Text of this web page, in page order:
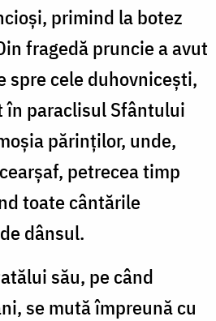
primind la botez
fragedă pruncie a avut
spre cele duhovnicești,
în paraclisul Sfântului
părinților, unde,
petrecea timp
toate cântările
dânsul.
său, pe când
se mută împreună cu